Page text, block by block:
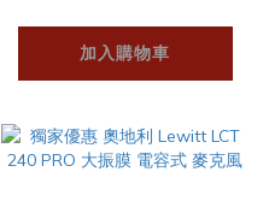
加入購物車